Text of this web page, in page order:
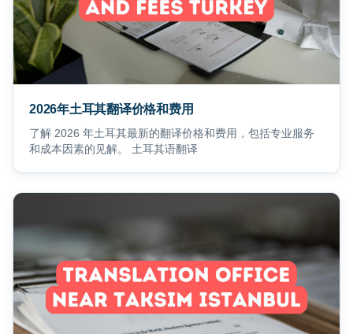
2026年土耳其翻译价格和费用
了解 2026 年土耳其最新的翻译价格和费用，包括专业服务
和成本因素的见解。 土耳其语翻译